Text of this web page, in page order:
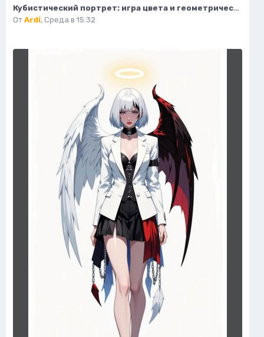
Кубистический портрет: игра цвета и геометрических форм. Нейросеть Midjourney
От Ardi, Среда в 15:32